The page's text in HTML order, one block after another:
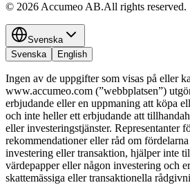
© 2026Accumeo AB.All rights reserved.
Svenska
Svenska
English
Ingen av de uppgifter som visas på eller
www.accumeo.com (”webbplatsen”)
erbjudande eller en uppmaning att köpa
och inte heller ett erbjudande att
eller investeringstjänster. Representanter
rekommendationer eller råd om
investering eller transaktion, hjälper inte
värdepapper eller någon investering och
skattemässiga eller transaktionella